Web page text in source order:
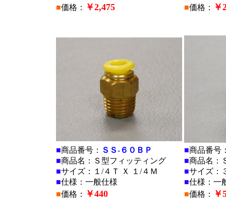
■価格： ￥2,475
■価格： ￥
■商品番号： ＳＳ-６０ＢＰ
■商品名：Ｓ型フィッティング
■サイズ：１/４Ｔ Ｘ １/４Ｍ
■仕様：一般仕様
■価格： ￥440
■商品番号
■商品名：
■サイズ：
■仕様：一
■価格： ￥